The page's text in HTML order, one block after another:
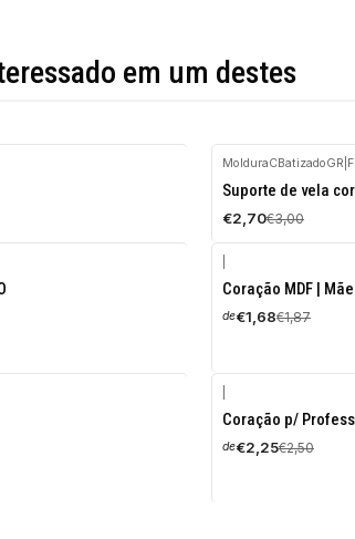
em um destes
-10%
DESCONTO
MolduraCBatizadoGR
Suporte de vela
€2,70€3,00
-10%
DESCONTO
Coração MDF | Mãe
de€1,68€1,87
-10%
DESCONTO
Coração p/
de€2,25€2,50